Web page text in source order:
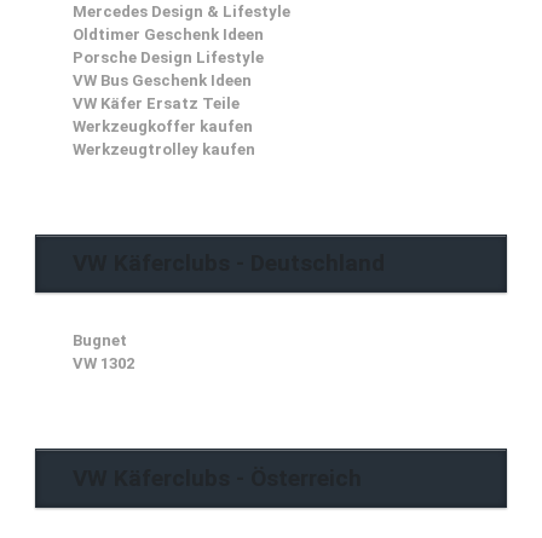
Mercedes Design & Lifestyle
Oldtimer Geschenk Ideen
Porsche Design Lifestyle
VW Bus Geschenk Ideen
VW Käfer Ersatz Teile
Werkzeugkoffer kaufen
Werkzeugtrolley kaufen
Bugnet
VW 1302